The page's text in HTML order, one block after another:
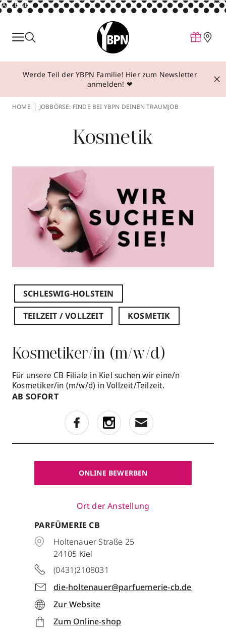
ANZEIGE
Parfum
Make-up
Behandlungen
Über YBPN
Aktionen
Storefinder
Werde Teil der YBPN Familie! Hier zum Newsletter
anmelden! ❤
HOME JOBBÖRSE: FINDE BEI YBPN DEINEN TRAUMJOB
Kosmetik
SCHLESWIG-HOLSTEIN
TEILZEIT / VOLLZEIT
KOSMETIK
Kosmetiker/in (m/w/d)
Für unsere CB Filiale in Kiel suchen wir eine/n
Kosmetiker/in (m/w/d) in Vollzeit/Teilzeit.
AB SOFORT
ONLINE BEWERBEN
Ort der Anstellung
PARFÜMERIE CB
Holtenauer Straße 25
24105 Kiel
(0431)2108031
die-holtenauer@parfuemerie-cb.de
Zur Website
Zum Online-shop